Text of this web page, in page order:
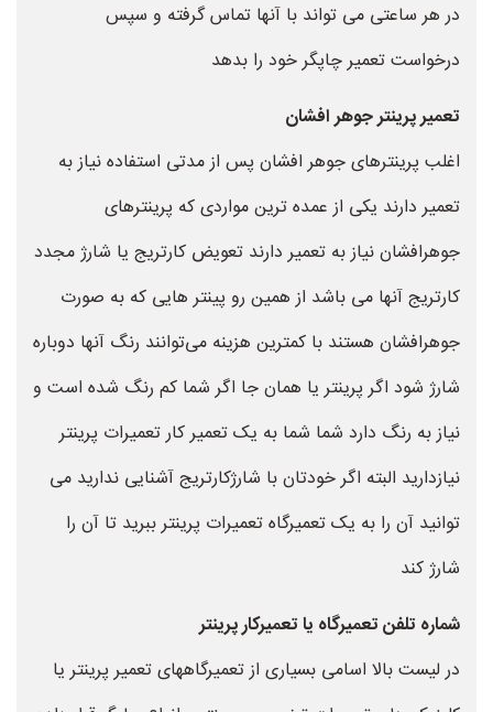
در هر ساعتی می تواند با آنها تماس گرفته و سپس
درخواست تعمیر چاپگر خود را بدهد
تعمیر پرینتر جوهر افشان
اغلب پرینترهای جوهر افشان پس از مدتی استفاده نیاز به
تعمیر دارند یکی از عمده ترین مواردی که پرینترهای
جوهرافشان نیاز به تعمیر دارند تعویض کارتریج یا شارژ مجدد
کارتریج آنها می باشد از همین رو پینتر هایی که به صورت
جوهرافشان هستند با کمترین هزینه می‌توانند رنگ آنها دوباره
شارژ شود اگر پرینتر یا همان جا اگر شما کم رنگ شده است و
نیاز به رنگ دارد شما شما به یک تعمیر کار تعمیرات پرینتر
نیازدارید البته اگر خودتان با شارژکارتریج آشنایی ندارید می
توانید آن را به یک تعمیرگاه تعمیرات پرینتر ببرید تا آن را
شارژ کند
شماره تلفن تعمیرگاه یا تعمیرکار پرینتر
در لیست بالا اسامی بسیاری از تعمیرگاههای تعمیر پرینتر یا